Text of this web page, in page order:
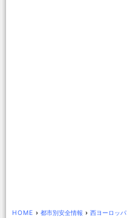
HOME › 都市別安全情報 › 西ヨーロッパ